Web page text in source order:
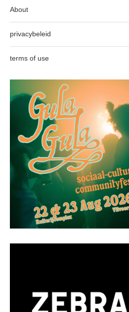
About
privacybeleid
terms of use